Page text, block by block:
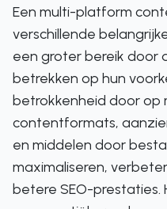
Een multi-platform
verschillende
een groter bereik door
betrekken op hun
betrokkenheid door
contentformats,
en middelen door
maximaliseren,
betere SEO-